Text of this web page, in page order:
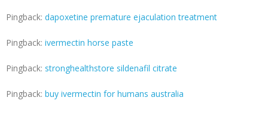
Pingback: dapoxetine premature ejaculation treatment
Pingback: ivermectin horse paste
Pingback: stronghealthstore sildenafil citrate
Pingback: buy ivermectin for humans australia